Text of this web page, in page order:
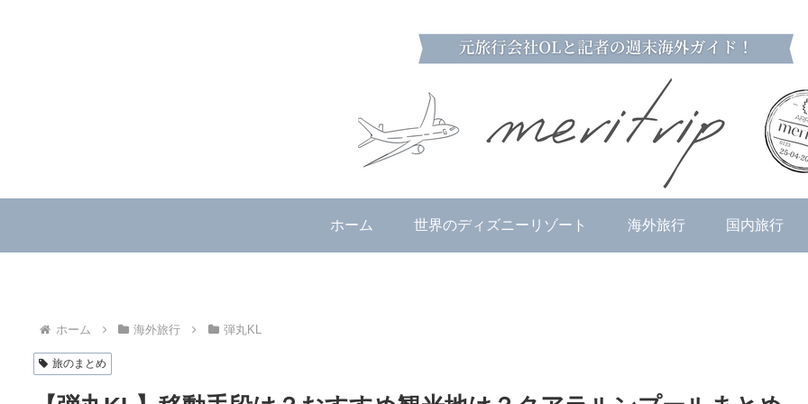
ホーム 世界のディズニーリゾート 海外旅行 国内旅行
ホーム 海外旅行 弾丸KL
旅のまとめ